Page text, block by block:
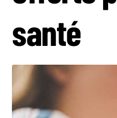
santé